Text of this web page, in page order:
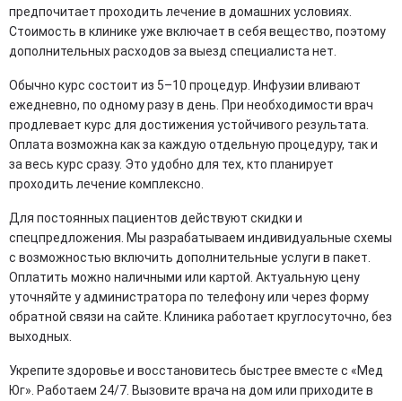
предпочитает проходить лечение в домашних условиях.
Стоимость в клинике уже включает в себя вещество, поэтому
дополнительных расходов за выезд специалиста нет.
Обычно курс состоит из 5–10 процедур. Инфузии вливают
ежедневно, по одному разу в день. При необходимости врач
продлевает курс для достижения устойчивого результата.
Оплата возможна как за каждую отдельную процедуру, так и
за весь курс сразу. Это удобно для тех, кто планирует
проходить лечение комплексно.
Для постоянных пациентов действуют скидки и
спецпредложения. Мы разрабатываем индивидуальные схемы
с возможностью включить дополнительные услуги в пакет.
Оплатить можно наличными или картой. Актуальную цену
уточняйте у администратора по телефону или через форму
обратной связи на сайте. Клиника работает круглосуточно, без
выходных.
Укрепите здоровье и восстановитесь быстрее вместе с «Мед
Юг». Работаем 24/7. Вызовите врача на дом или приходите в